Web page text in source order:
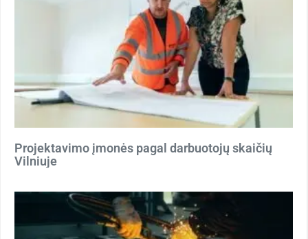
Projektavimo įmonės pagal darbuotojų skaičių
Vilniuje